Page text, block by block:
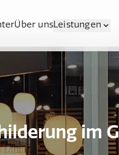
Über unsLeistungen
im